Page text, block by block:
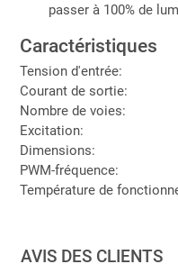
passer à 100% de
Caractéristiques
Tension d'entrée:
Courant de sortie:
Nombre de voies:
Excitation:
Dimensions:
PWM-fréquence:
Température de
AVIS DES CLIENTS